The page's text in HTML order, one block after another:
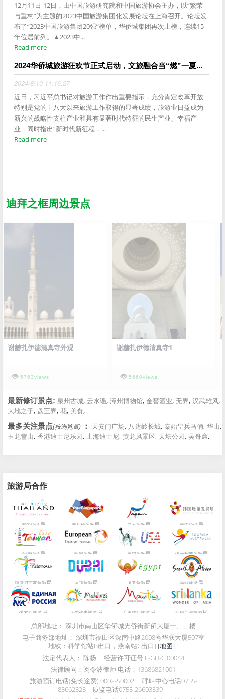
12月11日-12日，由中国旅游研究院和中国旅游协会主办，以“繁荣
与重构”为主题的2023中国旅游集团化发展论坛在上海召开。论坛发
布了“2023中国旅游集团20强”榜单，华侨城集团再次上榜，连续15
年位居前列。▲2023中...
Read more
2024华侨城旅游狂欢节正式启动，文旅融合当“燃”一夏...
2024/8/10 11:16:27
近日，习近平总书记对旅游工作作出重要指示，充分肯定改革开放
特别是党的十八大以来旅游工作取得的显著成绩，旅游业日益成为
新兴的战略性支柱产业和具有显著时代特征的民生产业、幸福产
业，同时指出“新时代新征程，...
Read more
迪拜之框周边景点
谢赫扎伊德清真寺外观
5763views
谢赫扎伊德清真寺1
5660views
最新修订景点: 泉州古城, 云水谣, 漳州博物馆, 金窖酒业, 无界, 汉武雄风,
大地之子, 盘王界, 花, 美食,
最多关注景点(按浏览量) ： 天安门广场, 八达岭长城, 秦始皇兵马俑, 华山,
玉龙雪山, 香港迪士尼乐园, 上海迪士尼, 黄龙风景区, 天坛公园, 吴哥窟,
旅游局合作
泰国旅游局 新加坡旅游局 日本旅游局 韩国旅游局
台湾旅游局 欧洲旅游局 美国旅游局 澳大利亚旅游局
印度尼西亚旅游局 迪拜旅游局 埃及旅游局 南非旅游局
俄罗斯旅游局 马尔代夫旅游局 毛里求斯旅游局 斯里兰卡旅游局
总部地址： 深圳市南山区华侨城光侨街新侨大厦一、二楼
电子商务部地址： 深圳市福田区深南中路2008号华联大厦507室
[地铁：科学馆站B出口，燕南站C出口] [地图]
法定代表人： 陈扬 经营许可证号 L-GD-CJ00044
法律顾问： 闵令波律师 电话：13686821001
旅游预订电话(免长途费) 0002-50002 呼叫中心电话0755-
83662323
质监电话0755-26603339